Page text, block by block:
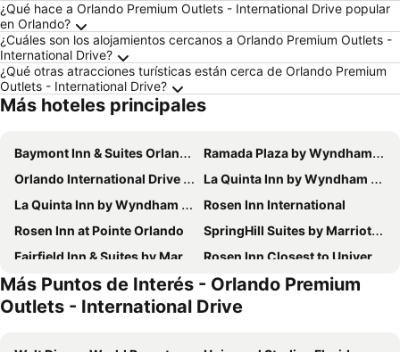
¿Qué hace a Orlando Premium Outlets - International Drive popular
en Orlando?
¿Cuáles son los alojamientos cercanos a Orlando Premium Outlets -
International Drive?
¿Qué otras atracciones turísticas están cerca de Orlando Premium
Outlets - International Drive?
Más hoteles principales
Baymont Inn & Suites Orlando Universal Blvd
Ramada Plaza by Wyndham Orlando Resort & Suites Intl Drive
Orlando International Drive North Hotel
La Quinta Inn by Wyndham Orlando International Drive North
La Quinta Inn by Wyndham Orlando Airport West
Rosen Inn International
Rosen Inn at Pointe Orlando
SpringHill Suites by Marriott Orlando at SeaWorld
Fairfield Inn & Suites by Marriott Orlando International Drive/Convention Center
Rosen Inn Closest to Universal
Days Inn by Wyndham Orlando Conv. Center/International Dr
Fairfield Inn & Suites Orlando Lake Buena Vista
SpringHill Suites by Marriott Orlando Theme Parks/Lake Buena Vista
Rosen Inn Lake Buena Vista
Más Puntos de Interés - Orlando Premium
Outlets - International Drive